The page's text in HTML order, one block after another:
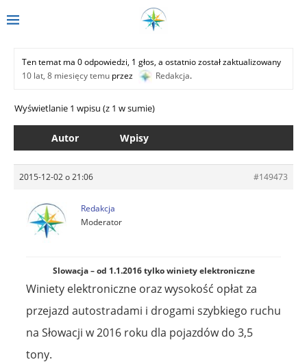
Ten temat ma 0 odpowiedzi, 1 głos, a ostatnio został zaktualizowany
10 lat, 8 miesięcy temu przez Redakcja.
Wyświetlanie 1 wpisu (z 1 w sumie)
Autor Wpisy
2015-12-02 o 21:06 #149473
Redakcja
Moderator
Slowacja – od 1.1.2016 tylko winiety elektroniczne
Winiety elektroniczne oraz wysokość opłat za
przejazd autostradami i drogami szybkiego ruchu
na Słowacji w 2016 roku dla pojazdów do 3,5
tony.